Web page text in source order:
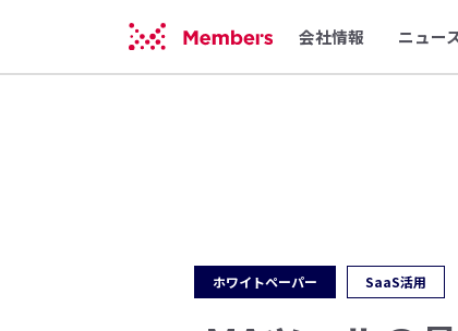
会社情報 ニュー
ホワイトペーパー SaaS活用